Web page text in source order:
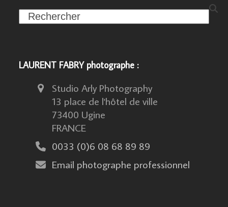
Search
LAURENT FABRY photographe :
Studio Arly Photography
13 place de l'hôtel de ville
73400 Ugine
FRANCE
0033 (0)6 08 68 89 89
Email photographe professionnel